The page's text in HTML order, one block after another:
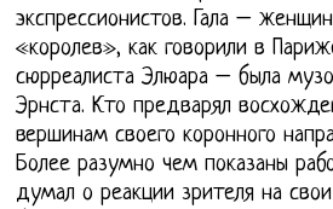
экспрессионистов. Гала –
«королев», как говорили в
сюрреалиста Элюара – была
Эрнста. Кто предварял
вершинам своего коронного
Более разумно чем показаны
думал о реакции зрителя на